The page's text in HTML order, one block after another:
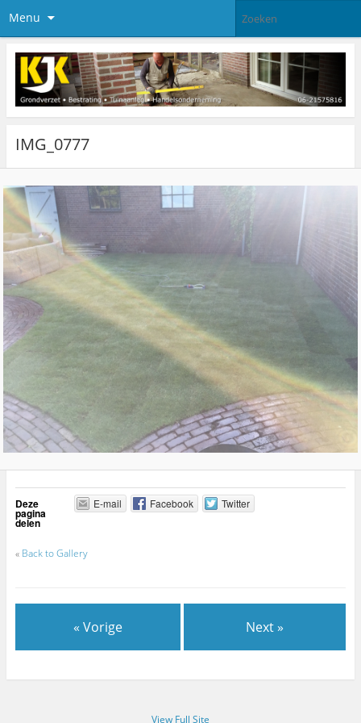
Menu
IMG_0777
Deze
pagina
delen
E-mail Facebook Twitter
« Back to Gallery
« Vorige Next »
View Full Site